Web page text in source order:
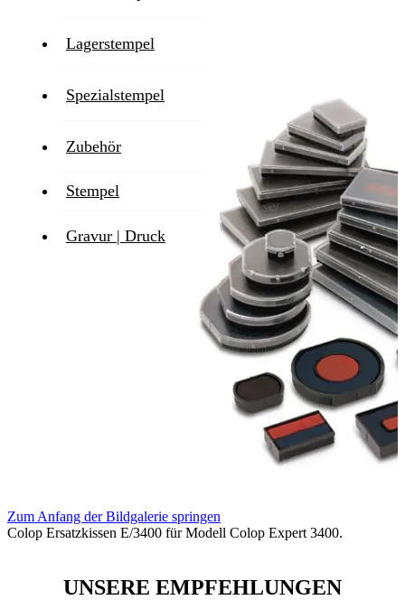
Lagerstempel
Spezialstempel
Zubehör
Stempel
Gravur | Druck
Zum Anfang der Bildgalerie springen
Colop Ersatzkissen E/3400 für Modell Colop Expert 3400.
UNSERE EMPFEHLUNGEN